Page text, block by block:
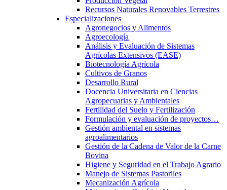
Recursos Naturales Renovables Terrestres
Especializaciones
Agronegocios y Alimentos
Agroecología
Análisis y Evaluación de Sistemas
Agrícolas Extensivos (EASE)
Biotecnología Agrícola
Cultivos de Granos
Desarrollo Rural
Docencia Universitaria en Ciencias
Agropecuarias y Ambientales
Fertilidad del Suelo y Fertilización
Formulación y evaluación de proyectos…
Gestión ambiental en sistemas
agroalimentarios
Gestión de la Cadena de Valor de la Carne
Bovina
Higiene y Seguridad en el Trabajo Agrario
Manejo de Sistemas Pastoriles
Mecanización Agrícola